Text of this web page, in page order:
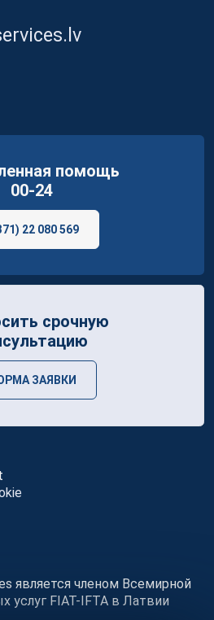
является членом Всемирной
услуг FIAT-IFTA в Латвии
помощь
00-24
22 080 569
срочную
ЗАЯВКИ